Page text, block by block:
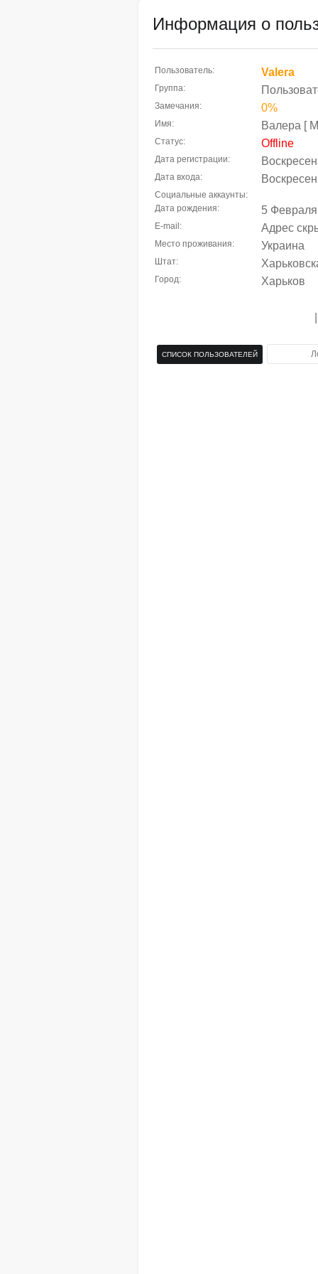
Информация о
Пользователь: Valera
Группа:
Замечания: 0%
Имя: Валера [
Статус: Offline
Дата регистрации:
Дата входа:
Социальные аккаунты:
Дата рождения:
5
E-mail: Адрес
Место проживания: Украина
Штат:
Город: Харьков